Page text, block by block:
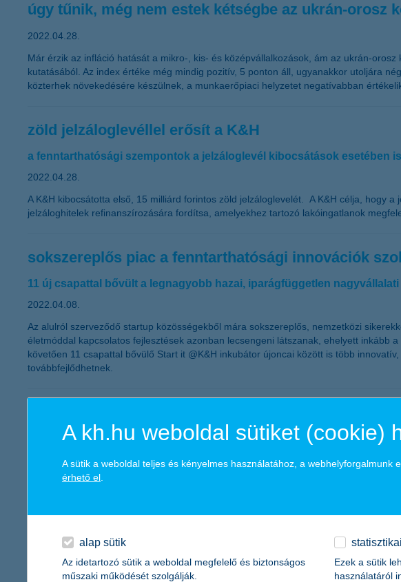
úgy tűnik, még nem estek kétségbe az ukrán-orosz
2022.04.28.
Már érzik az infláció hatását a mikro-, kis- és középvállalkozások, ám az ukrán-
kutatásából. Az index értéke még mindig pozitív, 5 ponton áll, ugyanakkor utoljára
közterhek növekedésére készülnek, a munkaerőpiaci helyzetet negatívabban
zöld jelzáloglevéllel erősít a K&H
a fenntarthatósági szempontok a jelzáloglevél kibocsátások esetében
2022.04.28.
A K&H kibocsátotta első, 15 milliárd forintos zöld jelzáloglevelét. A K&H célja, hogy
jelzáloghitelek refinanszírozására fordítsa, amelyekhez tartozó lakóingatlanok
sokszereplős piac a fenntarthatósági innovációk
11 új csapattal bővült a legnagyobb hazai, iparágfüggetlen
2022.04.08.
Az alulról szerveződő startup közösségekből mára sokszereplős, nemzetközi
életmóddal kapcsolatos fejlesztések azonban lecsengeni látszanak, ehelyett inkább
követően 11 csapattal bővülő Start it @K&H inkubátor újoncai között is több
továbbfejlődhetnek.
2022.04.01.
2022. április 1-jétőlRajna Gábor, a Lakossági értékesítés eddigi vezetője veszi át a
tízből alig egy vállalkozás igényel kölcsönt úgy, hogy csak egy banktól kér be
A kh.hu weboldal sütiket (cookie)
A sütik a weboldal teljes és kényelmes használatához, a
érhető el
alap sütik
Az idetartozó sütik a weboldal megfelelő és biztonságos
műszaki működését szolgálják.
Ezek a sütik
használatáról